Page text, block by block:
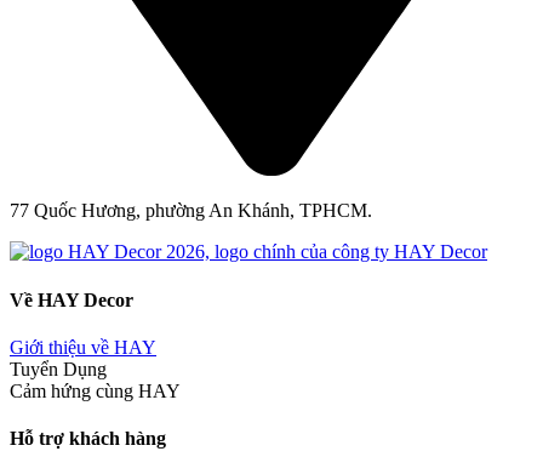
77 Quốc Hương, phường An Khánh, TPHCM.
Về HAY Decor
Giới thiệu về HAY
Tuyển Dụng
Cảm hứng cùng HAY
Hỗ trợ khách hàng